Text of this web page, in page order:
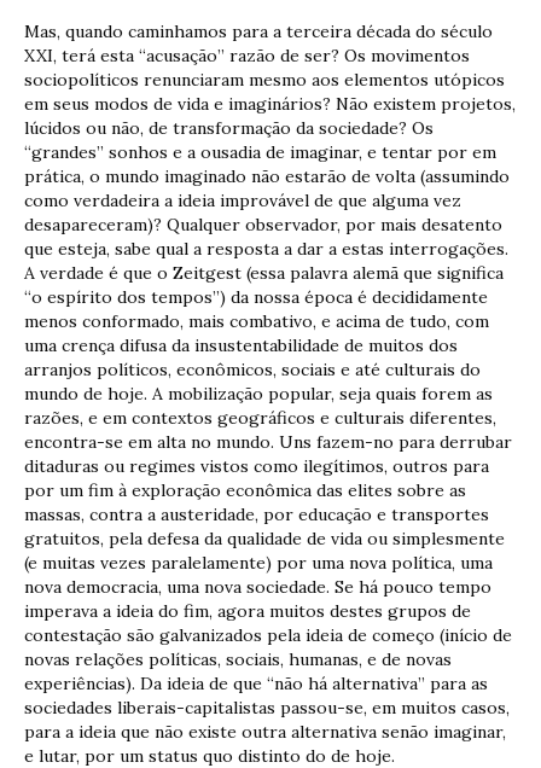
Mas, quando caminhamos para a terceira década do século
XXI, terá esta “acusação” razão de ser? Os movimentos
sociopolíticos renunciaram mesmo aos elementos utópicos
em seus modos de vida e imaginários? Não existem projetos,
lúcidos ou não, de transformação da sociedade? Os
“grandes” sonhos e a ousadia de imaginar, e tentar por em
prática, o mundo imaginado não estarão de volta (assumindo
como verdadeira a ideia improvável de que alguma vez
desapareceram)? Qualquer observador, por mais desatento
que esteja, sabe qual a resposta a dar a estas interrogações.
A verdade é que o Zeitgest (essa palavra alemã que significa
“o espírito dos tempos”) da nossa época é decididamente
menos conformado, mais combativo, e acima de tudo, com
uma crença difusa da insustentabilidade de muitos dos
arranjos políticos, econômicos, sociais e até culturais do
mundo de hoje. A mobilização popular, seja quais forem as
razões, e em contextos geográficos e culturais diferentes,
encontra-se em alta no mundo. Uns fazem-no para derrubar
ditaduras ou regimes vistos como ilegítimos, outros para
por um fim à exploração econômica das elites sobre as
massas, contra a austeridade, por educação e transportes
gratuitos, pela defesa da qualidade de vida ou simplesmente
(e muitas vezes paralelamente) por uma nova política, uma
nova democracia, uma nova sociedade. Se há pouco tempo
imperava a ideia do fim, agora muitos destes grupos de
contestação são galvanizados pela ideia de começo (início de
novas relações políticas, sociais, humanas, e de novas
experiências). Da ideia de que “não há alternativa” para as
sociedades liberais-capitalistas passou-se, em muitos casos,
para a ideia que não existe outra alternativa senão imaginar,
e lutar, por um status quo distinto do de hoje.